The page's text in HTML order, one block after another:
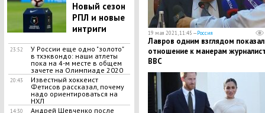
Новый сезон
РПЛ и новые
интриги
23:52
У России еще одно "золото"
в тхэквондо: наши атлеты
пока на 4-м месте в общем
зачете на Олимпиаде 2020
20:43
Известный хоккеист
Фетисов рассказал, почему
надо ориентироваться на
НХЛ
14:30
Андрей Шевченко после
19 мая 2021, 11:45 —Россия
Лавров одним взглядом показал
отношение к манерам
BBC